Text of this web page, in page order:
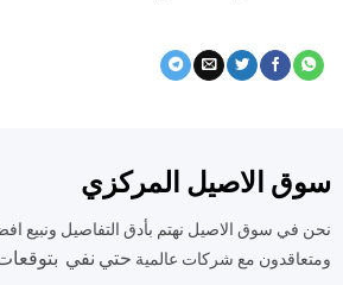
الاصيل المركزي
سوق الاصيل نهتم بأدق التفاصيل ونبيع افضل
مع شركات عالميةحتي نفي بتوقعات